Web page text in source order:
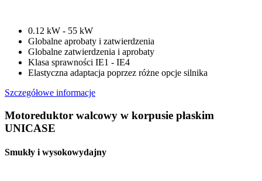
0.12 kW - 55 kW
Globalne aprobaty i zatwierdzenia
Globalne zatwierdzenia i aprobaty
Klasa sprawności IE1 - IE4
Elastyczna adaptacja poprzez różne opcje silnika
Szczegółowe informacje
Motoreduktor walcowy w korpusie płaskim
UNICASE
Smukły i wysokowydajny